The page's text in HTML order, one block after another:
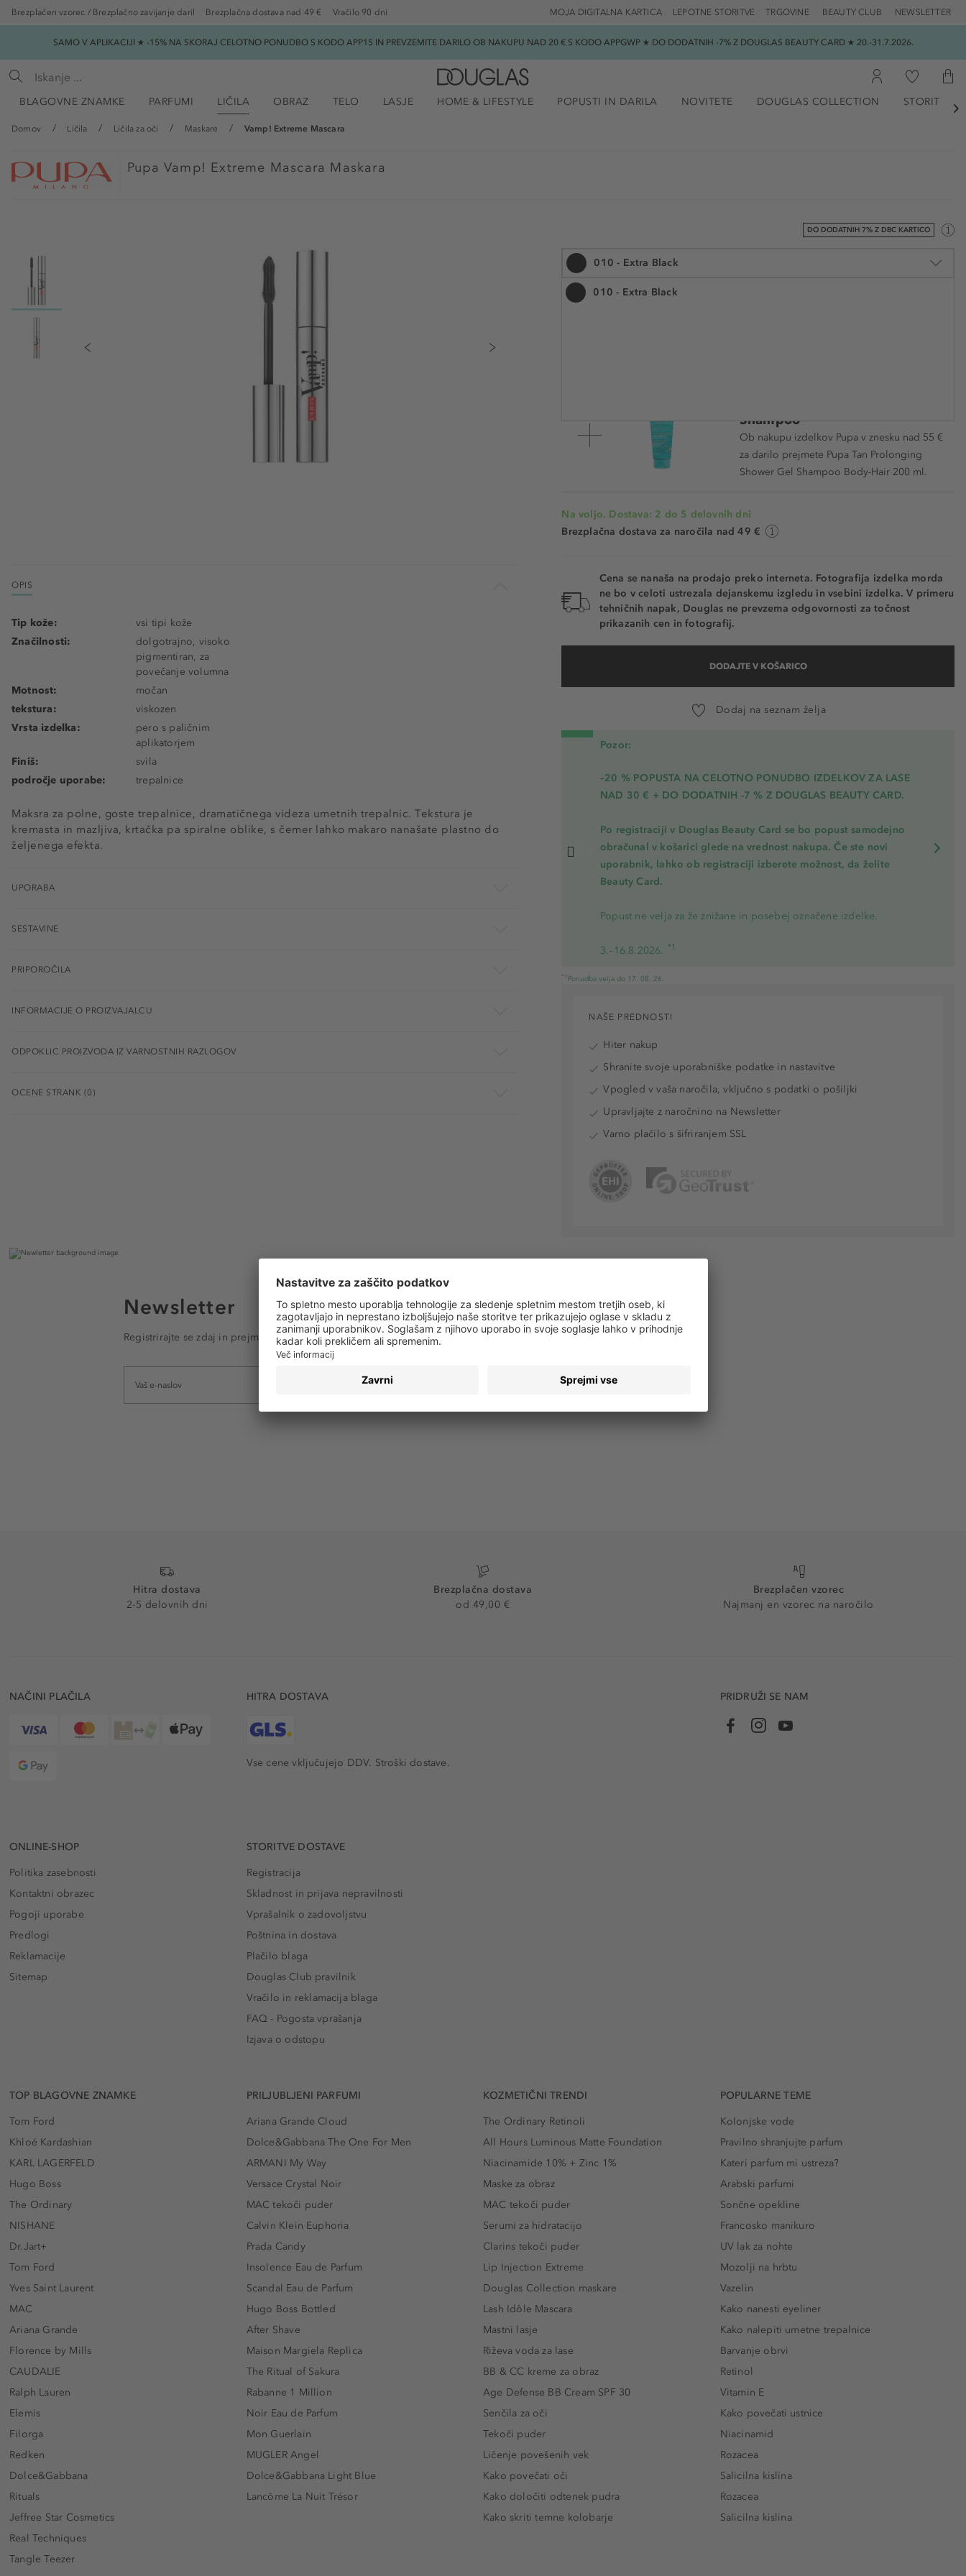
Brezplačen vzorec / Brezplačno zavijanje daril Brezplačna dostava nad 49 € Vračilo 90 dni TRGOVINE BEAUTY CLUB NEWSLETTER
LEPOTNE STORITVE
MOJA DIGITALNA KARTICA
SAMO V APLIKACIJI ★ -15% NA SKORAJ CELOTNO PONUDBO S KODO APP15 IN PREVZEMITE DARILO OB NAKUPU NAD 20 € S KODO APPGWP ★ DO DODATNIH -7% Z DOUGLAS BEAUTY CARD ★ 20.-31.7.2026.
BLAGOVNE ZNAMKE PARFUMI LIČILA OBRAZ TELO LASJE HOME & LIFESTYLE POPUSTI IN DARILA NOVITETE DOUGLAS COLLECTION STORITVE

Domov Ličila Ličila za oči Maskare Vamp! Extreme Mascara
Pupa Vamp! Extreme Mascara Maskara
DO DODATNIH 7% Z DBC KARTICO
010 - Extra Black
010 - Extra Black
Shampoo
Ob nakupu izdelkov Pupa v znesku nad 55 €
za darilo prejmete Pupa Tan Prolonging
Shower Gel Shampoo Body-Hair 200 ml.
Na voljo. Dostava: 2 do 5 delovnih dni
Brezplačna dostava za naročila nad 49 €
Cena se nanaša na prodajo preko interneta. Fotografija izdelka morda
ne bo v celoti ustrezala dejanskemu izgledu in vsebini izdelka. V primeru
tehničnih napak, Douglas ne prevzema odgovornosti za točnost
prikazanih cen in fotografij.
DODAJTE V KOŠARICO
Dodaj na seznam želja
Pozor:
–20 % POPUSTA NA CELOTNO PONUDBO IZDELKOV ZA LASE
NAD 30 € + DO DODATNIH -7 % Z DOUGLAS BEAUTY CARD.
Po registraciji v Douglas Beauty Card se bo popust samodejno
obračunal v košarici glede na vrednost nakupa. Če ste novi
uporabnik, lahko ob registraciji izberete možnost, da želite
Beauty Card.
Popust ne velja za že znižane in posebej označene izdelke.
3.–16.8.2026. *1
*1 Ponudba velja do 17. 08. 26.
OPIS
Maksra za polne, goste trepalnice, dramatičnega videza umetnih trepalnic. Tekstura je
kremasta in mazljiva, krtačka pa spiralne oblike, s čemer lahko makaro nanašate plastno do
željenega efekta.
Tip kože:
vsi tipi kože
Značilnosti:
dolgotrajno, visoko
pigmentiran, za
povečanje volumna
Motnost:
močan
tekstura:
viskozen
Vrsta izdelka:
pero s paličnim
aplikatorjem
Finiš:
svila
področje uporabe:
trepalnice
UPORABA
SESTAVINE
PRIPOROČILA
INFORMACIJE O PROIZVAJALCU
ODPOKLIC PROIZVODA IZ VARNOSTNIH RAZLOGOV
OCENE STRANK (0)
NAŠE PREDNOSTI
Hiter nakup
Shranite svoje uporabniške podatke in nastavitve
Vpogled v vaša naročila, vključno s podatki o pošiljki
Upravljajte z naročnino na Newsletter
Varno plačilo s šifriranjem SSL
Newsletter
Registrirajte se zdaj in prejmite e-poštna obvestila o vseh trendih in ponudbah!
Hitra dostava
2-5 delovnih dni
Brezplačna dostava
od 49,00 €
Brezplačen vzorec
Najmanj en vzorec na naročilo
NAČINI PLAČILA HITRA DOSTAVA
Vse cene vključujejo DDV. Stroški dostave.
PRIDRUŽI SE NAM
ONLINE-SHOP
Politika zasebnosti
Kontaktni obrazec
Pogoji uporabe
Predlogi
Reklamacije
Sitemap
STORITVE DOSTAVE
Registracija
Skladnost in prijava nepravilnosti
Vprašalnik o zadovoljstvu
Poštnina in dostava
Plačilo blaga
Douglas Club pravilnik
Vračilo in reklamacija blaga
FAQ - Pogosta vprašanja
Izjava o odstopu
TOP BLAGOVNE ZNAMKE
Tom Ford
Khloé Kardashian
KARL LAGERFELD
Hugo Boss
The Ordinary
NISHANE
Dr.Jart+
Tom Ford
Yves Saint Laurent
MAC
Ariana Grande
Florence by Mills
CAUDALIE
Ralph Lauren
Elemis
Filorga
Redken
Dolce&Gabbana
Rituals
Jeffree Star Cosmetics
Real Techniques
Tangle Teezer
PRILJUBLJENI PARFUMI
Ariana Grande Cloud
Dolce&Gabbana The One For Men
ARMANI My Way
Versace Crystal Noir
MAC tekoči puder
Calvin Klein Euphoria
Prada Candy
Insolence Eau de Parfum
Scandal Eau de Parfum
Hugo Boss Bottled
After Shave
Maison Margiela Replica
The Ritual of Sakura
Rabanne 1 Million
Noir Eau de Parfum
Mon Guerlain
MUGLER Angel
Dolce&Gabbana Light Blue
Lancôme La Nuit Trésor
KOZMETIČNI TRENDI
The Ordinary Retinoli
All Hours Luminous Matte Foundation
Niacinamide 10% + Zinc 1%
Maske za obraz
MAC tekoči puder
Serumi za hidratacijo
Clarins tekoči puder
Lip Injection Extreme
Douglas Collection maskare
Lash Idôle Mascara
Mastni lasje
Riževa voda za lase
BB & CC kreme za obraz
Age Defense BB Cream SPF 30
Senčila za oči
Tekoči puder
Ličenje povešenih vek
Kako povečati oči
Kako določiti odtenek pudra
Kako skriti temne kolobarje
POPULARNE TEME
Kolonjske vode
Pravilno shranjujte parfum
Kateri parfum mi ustreza?
Arabski parfumi
Sončne opekline
Francosko manikuro
UV lak za nohte
Mozolji na hrbtu
Vazelin
Kako nanesti eyeliner
Kako nalepiti umetne trepalnice
Barvanje obrvi
Retinol
Vitamin E
Kako povečati ustnice
Niacinamid
Rozacea
Salicilna kislina
Rozacea
Salicilna kislina